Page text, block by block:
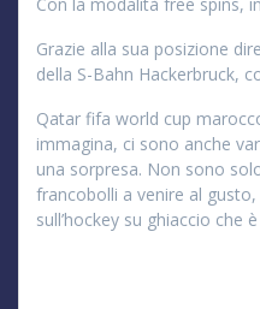
Grazie alla sua posizione
della S-Bahn Hackerbruck,
Qatar fifa world cup
immagina, ci sono anche
una sorpresa. Non sono
francobolli a venire al
sull’hockey su ghiaccio che